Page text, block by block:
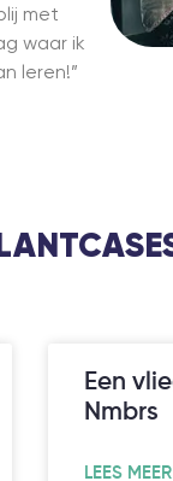
met
waar ik
leren!”
Een
Nmbrs
LEES